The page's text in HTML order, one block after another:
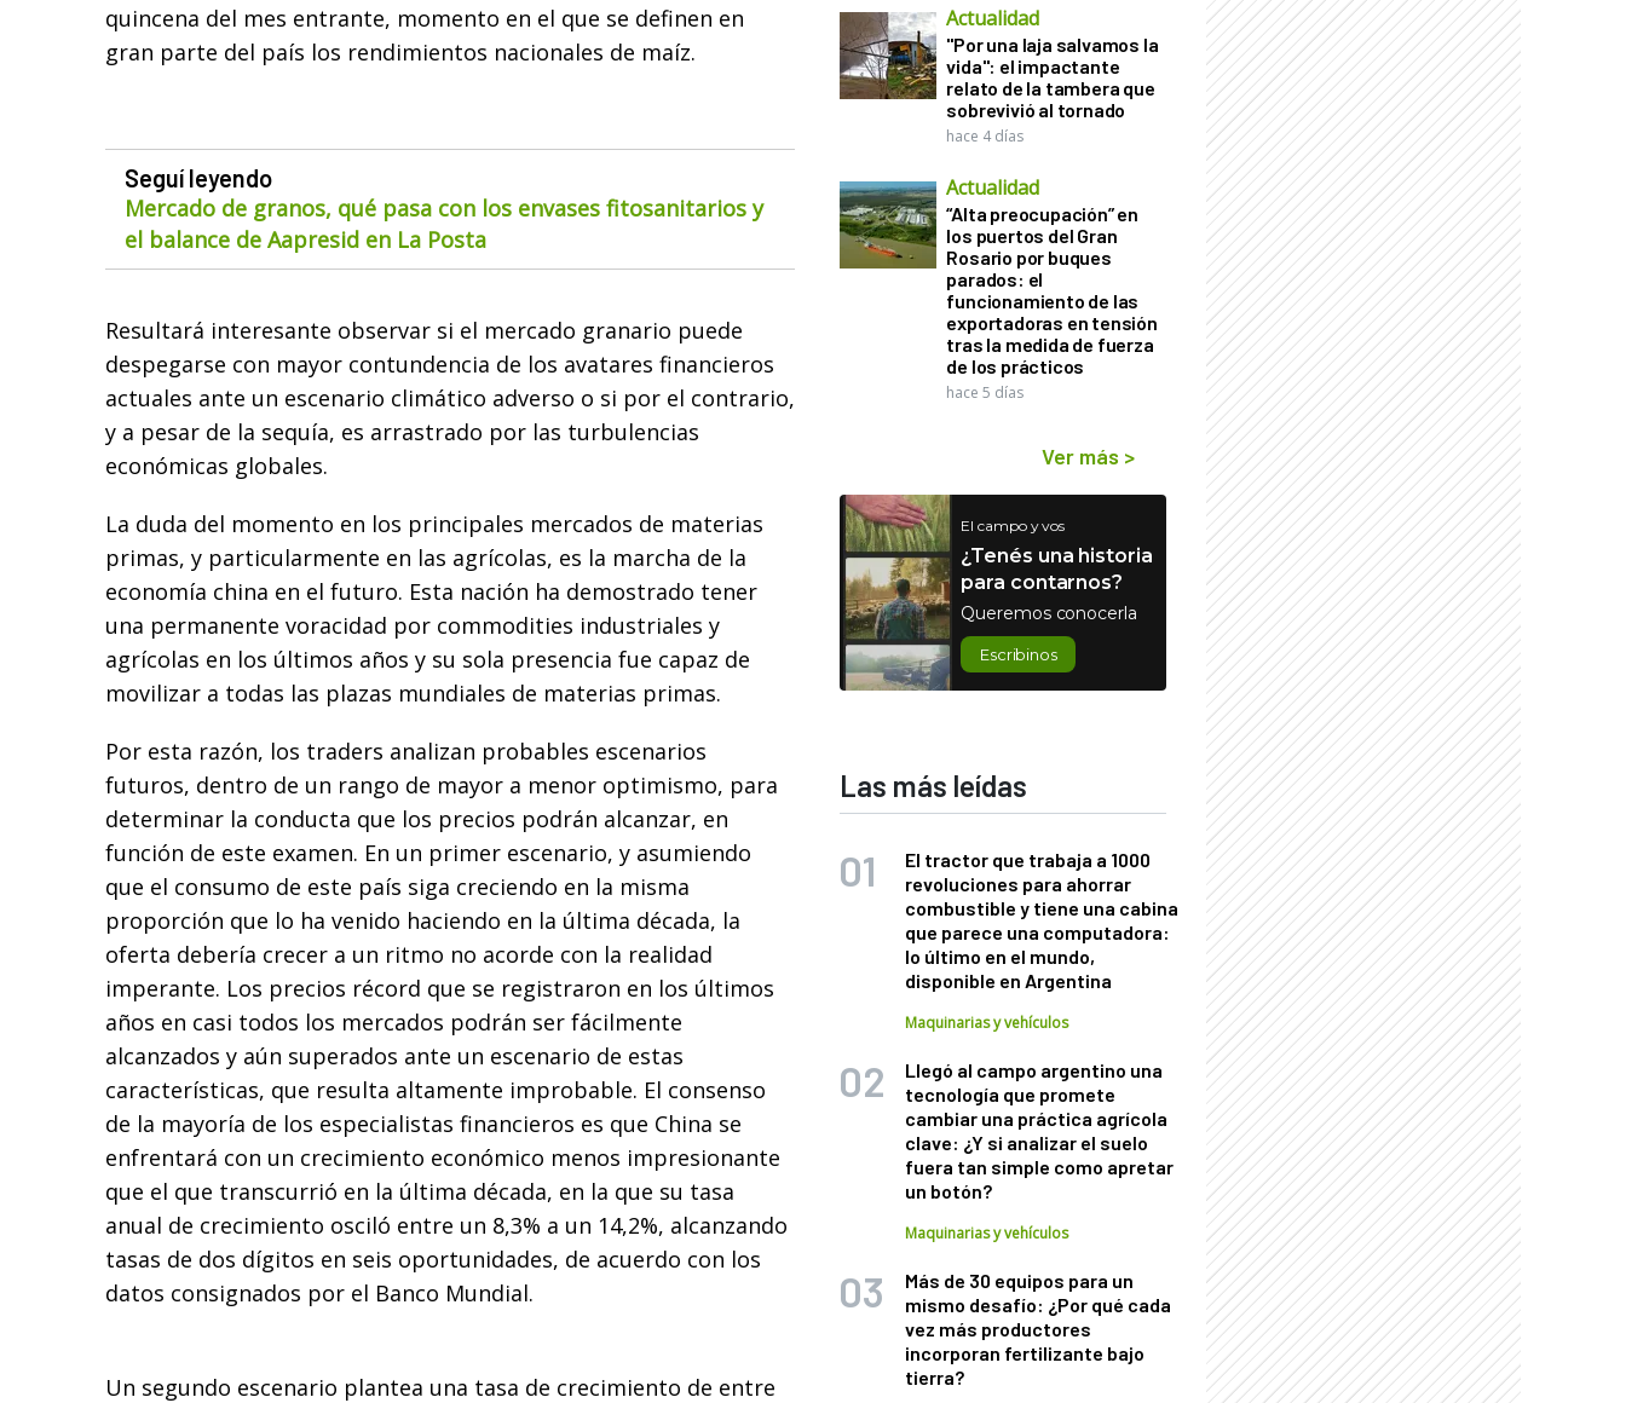
quincena del mes entrante, momento en el que se definen en
gran parte del país los rendimientos nacionales de maíz.
Seguí leyendo
Mercado de granos, qué pasa con los envases fitosanitarios y
el balance de Aapresid en La Posta
Resultará interesante observar si el mercado granario puede
despegarse con mayor contundencia de los avatares financieros
actuales ante un escenario climático adverso o si por el contrario,
y a pesar de la sequía, es arrastrado por las turbulencias
económicas globales.
La duda del momento en los principales mercados de materias
primas, y particularmente en las agrícolas, es la marcha de la
economía china en el futuro. Esta nación ha demostrado tener
una permanente voracidad por commodities industriales y
agrícolas en los últimos años y su sola presencia fue capaz de
movilizar a todas las plazas mundiales de materias primas.
Por esta razón, los traders analizan probables escenarios
futuros, dentro de un rango de mayor a menor optimismo, para
determinar la conducta que los precios podrán alcanzar, en
función de este examen. En un primer escenario, y asumiendo
que el consumo de este país siga creciendo en la misma
proporción que lo ha venido haciendo en la última década, la
oferta debería crecer a un ritmo no acorde con la realidad
imperante. Los precios récord que se registraron en los últimos
años en casi todos los mercados podrán ser fácilmente
alcanzados y aún superados ante un escenario de estas
características, que resulta altamente improbable. El consenso
de la mayoría de los especialistas financieros es que China se
enfrentará con un crecimiento económico menos impresionante
que el que transcurrió en la última década, en la que su tasa
anual de crecimiento osciló entre un 8,3% a un 14,2%, alcanzando
tasas de dos dígitos en seis oportunidades, de acuerdo con los
datos consignados por el Banco Mundial.
Un segundo escenario plantea una tasa de crecimiento de entre
Actualidad
"Por una laja salvamos la
vida": el impactante
relato de la tambera que
sobrevivió al tornado
hace 4 días
Actualidad
“Alta preocupación” en
los puertos del Gran
Rosario por buques
parados: el
funcionamiento de las
exportadoras en tensión
tras la medida de fuerza
de los prácticos
hace 5 días
Ver más >
El campo y vos
¿Tenés una historia
para contarnos?
Queremos conocerla
Escribinos
Las más leídas
El tractor que trabaja a 1000
revoluciones para ahorrar
combustible y tiene una cabina
que parece una computadora:
lo último en el mundo,
disponible en Argentina
Maquinarias y vehículos
Llegó al campo argentino una
tecnología que promete
cambiar una práctica agrícola
clave: ¿Y si analizar el suelo
fuera tan simple como apretar
un botón?
Maquinarias y vehículos
Más de 30 equipos para un
mismo desafío: ¿Por qué cada
vez más productores
incorporan fertilizante bajo
tierra?